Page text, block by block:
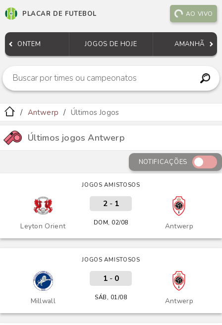
PLACAR DE FUTEBOL AO VIVO
ONTEM JOGOS DE HOJE AMANHÃ
Antwerp Últimos Jogos
Últimos jogos Antwerp
NOTIFICAÇÕES
JOGOS AMISTOSOS
Leyton Orient Antwerp
2- 1
DOM, 02/08
JOGOS AMISTOSOS
Millwall Antwerp
1- 0
SÁB, 01/08